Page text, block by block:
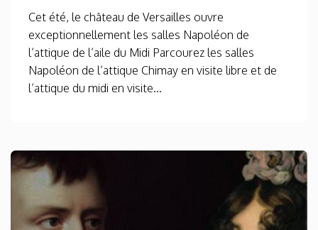
Cet été, le château de Versailles ouvre
exceptionnellement les salles Napoléon de
l’attique de l’aile du Midi Parcourez les salles
Napoléon de l’attique Chimay en visite libre et de
l’attique du midi en visite...